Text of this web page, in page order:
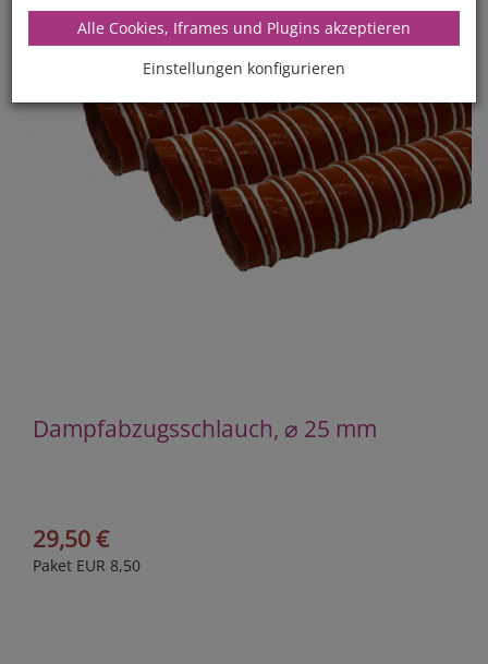
Dampfabzugsschlauch, ⌀ 25 mm
29,50 €
Paket EUR 8,50
Alle Cookies, Iframes und Plugins akzeptieren
Einstellungen konfigurieren